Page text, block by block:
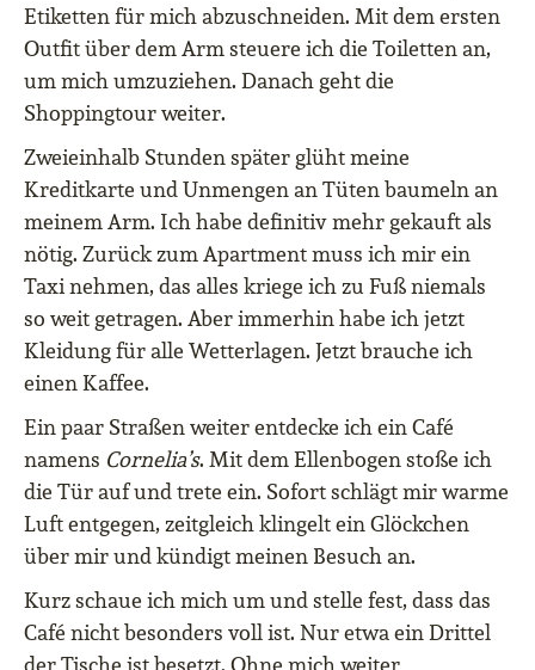
Etiketten für mich abzuschneiden. Mit dem ersten
Outfit über dem Arm steuere ich die Toiletten an,
um mich umzuziehen. Danach geht die
Shoppingtour weiter.
Zweieinhalb Stunden später glüht meine
Kreditkarte und Unmengen an Tüten baumeln an
meinem Arm. Ich habe definitiv mehr gekauft als
nötig. Zurück zum Apartment muss ich mir ein
Taxi nehmen, das alles kriege ich zu Fuß niemals
so weit getragen. Aber immerhin habe ich jetzt
Kleidung für alle Wetterlagen. Jetzt brauche ich
einen Kaffee.
Ein paar Straßen weiter entdecke ich ein Café
namens Cornelia’s. Mit dem Ellenbogen stoße ich
die Tür auf und trete ein. Sofort schlägt mir warme
Luft entgegen, zeitgleich klingelt ein Glöckchen
über mir und kündigt meinen Besuch an.
Kurz schaue ich mich um und stelle fest, dass das
Café nicht besonders voll ist. Nur etwa ein Drittel